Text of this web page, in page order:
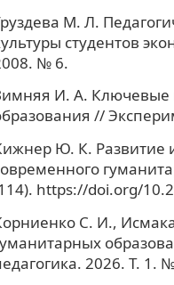
М. Л.
студентов
№ 6.
И. А. Ключевые
//
Ю. К. Развитие
https://doi.org/
С. И.,
2026. Т. 1.